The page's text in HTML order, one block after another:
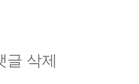
글 삭제